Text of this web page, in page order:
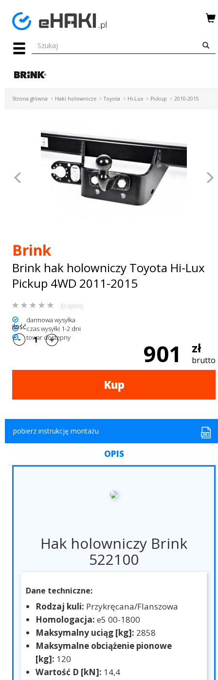
Menu
HAKI
ELEKTRYCZNE
SPORTOWE
Przyczepy
samochodowe
Strona główna Haki holownicze Toyota Hi-Lux Pickup 2010-2015
Poprzednie
Brink
Brink hak holowniczy Toyota Hi-Lux
Pickup 4WD 2011-2015
(0 opinii)
darmowa wysyłka
czas wysyłki 1-2 dni
towar dostępny
901 zł
brutto
ilość
Kup
pobierz instrukcję montażu
OPIS
Hak holowniczy Brink
522100
Dane techniczne:
Rodzaj kuli: Przykręcana/Flanszowa
Homologacja: e5 00-1800
Maksymalny uciąg [kg]: 2858
Maksymalne obciążenie pionowe
[kg]: 120
Wartość D [kN]: 14,4